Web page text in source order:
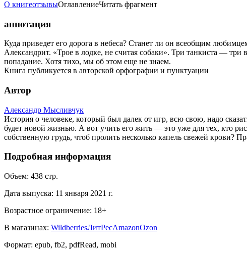
О книгеотзывыОглавлениеЧитать фрагмент
аннотация
Куда приведет его дорога в небеса? Станет ли он всеобщим
Александрит. «Трое в лодке, не считая собаки». Три танкиста —
попадание. Хотя тихо, мы об этом еще не знаем.
Книга публикуется в авторской орфографии и пунктуации
Автор
Александр Мысливчук
История о человеке, который был далек от игр, всю свою, надо
будет новой жизнью. А вот учить его жить — это уже для тех, кто
собственную грудь, чтоб пролить несколько капель свежей крови?
Подробная информация
Объем: 438 стр.
Дата выпуска: 11 января 2021 г.
Возрастное ограничение: 18+
В магазинах: WildberriesЛитРесAmazonOzon
Формат: epub, fb2, pdfRead, mobi